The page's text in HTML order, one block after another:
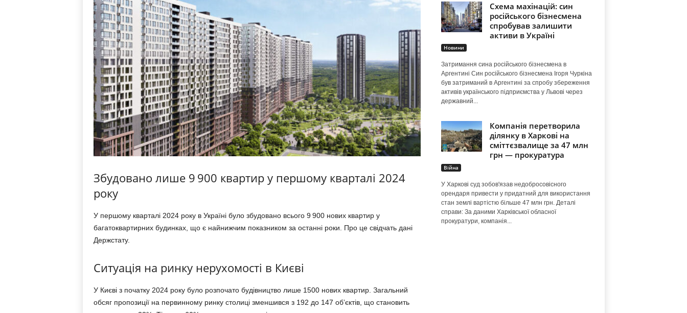
Збудовано лише 9 900 квартир у першому кварталі 2024
року
У першому кварталі 2024 року в Україні було збудовано всього 9 900 нових квартир у
багатоквартирних будинках, що є найнижчим показником за останні роки. Про це свідчать дані
Держстату.
Ситуація на ринку нерухомості в Києві
У Києві з початку 2024 року було розпочато будівництво лише 1500 нових квартир. Загальний
обсяг пропозиції на первинному ринку столиці зменшився з 192 до 147 об’єктів, що становить
Схема махінацій: син
російського бізнесмена
спробував залишити
активи в Україні
Новини
Затримання сина російського бізнесмена в
Аргентині Син російського бізнесмена Ігоря Чуркіна
був затриманий в Аргентині за спробу збереження
активів українського підприємства у Львові через
державний...
Компанія перетворила
ділянку в Харкові на
сміттєзвалище за 47 млн
грн — прокуратура
Війна
У Харкові суд зобов'язав недобросовісного
орендаря привести у придатний для використання
стан землі вартістю більше 47 млн грн. Деталі
справи: За даними Харківської обласної
прокуратури, компанія...